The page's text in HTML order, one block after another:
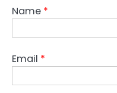
Name *
Email *